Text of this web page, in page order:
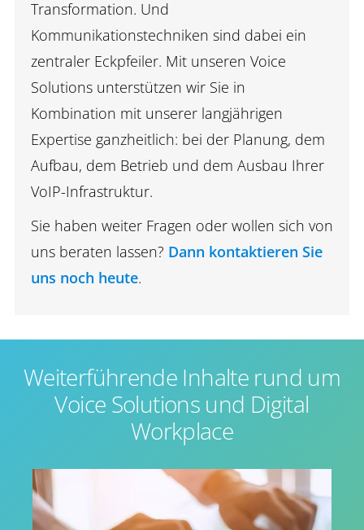
Transformation. Und
Kommunikationstechniken sind dabei ein
zentraler Eckpfeiler. Mit unseren Voice
Solutions unterstützen wir Sie in
Kombination mit unserer langjährigen
Expertise ganzheitlich: bei der Planung, dem
Aufbau, dem Betrieb und dem Ausbau Ihrer
VoIP-Infrastruktur.
Sie haben weiter Fragen oder wollen sich von
uns beraten lassen? Dann kontaktieren Sie
uns noch heute.
Weiterführende Inhalte rund um
Voice Solutions und Digital
Workplace